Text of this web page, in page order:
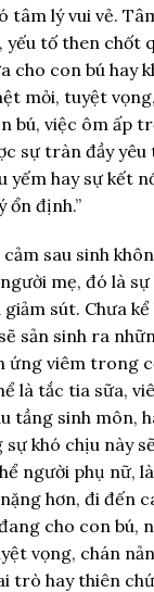
tâm lý vui vẻ.
yếu tố then chốt
cho con bú hay
mỏi, tuyệt
bú, việc ôm ấp
sự tràn đầy
yếm hay sự kết
ổn định.”
sau sinh
mẹ, đó là
sút. Chưa
sản sinh ra
ứng viêm trong
là tắc tia sữa,
tầng sinh môn,
khó chịu này
người phụ nữ,
hơn, đi đến
cho con bú,
vọng, chán
trò hay thiên